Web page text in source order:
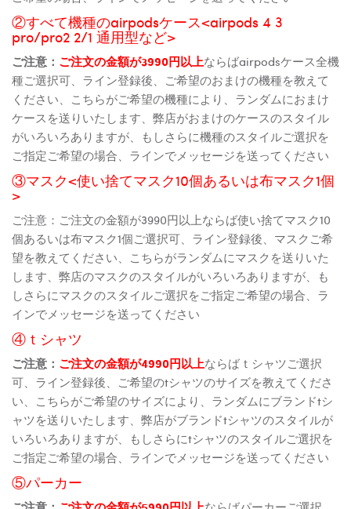
②すべて機種のairpodsケース<airpods 4 3
pro/pro2 2/1 通用型など>
ご注意： ご注文の金額が3990円以上ならばairpodsケース全機
種ご選択可、ライン登録後、ご希望のおまけの機種を教えて
ください、こちらがご希望の機種により、ランダムにおまけ
ケースを送りいたします、弊店がおまけのケースのスタイル
がいろいろありますが、もしさらに機種のスタイルご選択を
ご指定ご希望の場合、ラインでメッセージを送ってください
③マスク<使い捨てマスク10個あるいは布マスク1個
>
ご注意：ご注文の金額が3990円以上ならば使い捨てマスク10
個あるいは布マスク1個ご選択可、ライン登録後、マスクご希
望を教えてください、こちらがランダムにマスクを送りいた
します、弊店のマスクのスタイルがいろいろありますが、も
しさらにマスクのスタイルご選択をご指定ご希望の場合、ラ
インでメッセージを送ってください
④ｔシャツ
ご注意： ご注文の金額が4990円以上ならばｔシャツご選択
可、ライン登録後、ご希望のtシャツのサイズを教えてくださ
い、こちらがご希望のサイズにより、ランダムにブランドtシ
ャツを送りいたします、弊店がブランドtシャツのスタイルが
いろいろありますが、もしさらにtシャツのスタイルご選択を
ご指定ご希望の場合、ラインでメッセージを送ってください
⑤パーカー